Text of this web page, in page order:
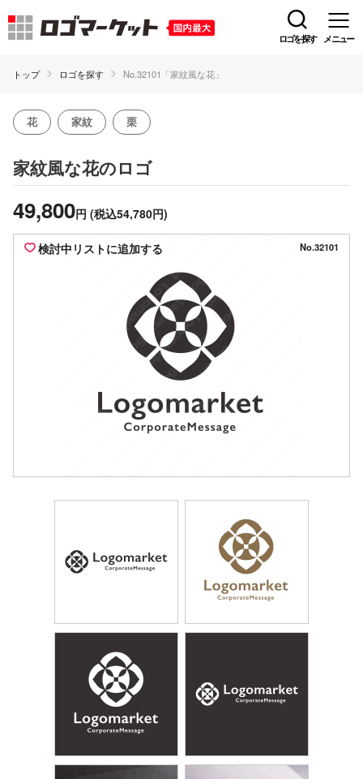
ロゴを探す メニュー
トップ ロゴを探す No.32101「家紋風な花」
花 家紋 栗
家紋風な花のロゴ
49,800円 (税込54,780円)
検討中リストに追加する No.32101